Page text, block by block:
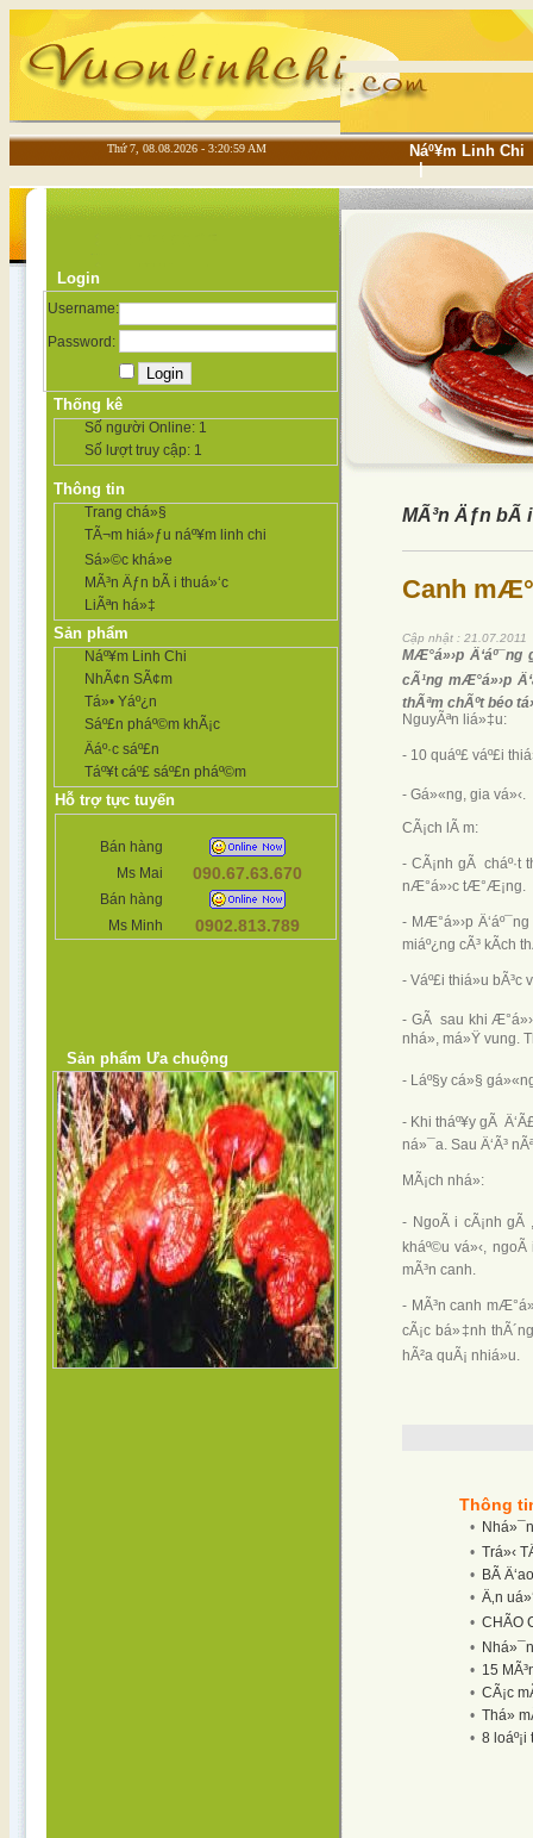
Thứ 7, 08.08.2026 - 3:20:59 AM
Náº¥m Linh Chi
|
Login
Username:
Password:
Thống kê
Số người Online: 1
Số lượt truy cập: 1
Thông tin
Trang chá»§
TÃ¬m hiá»ƒu náº¥m linh chi
Sá»©c khá»e
MÃ³n Äƒn bÃ i thuá»‘c
LiÃªn há»‡
Sản phẩm
Náº¥m Linh Chi
NhÃ¢n SÃ¢m
Tá»• Yáº¿n
Sáº£n pháº©m khÃ¡c
Äáº·c sáº£n
Táº¥t cáº£ sáº£n pháº©m
Hỗ trợ tực tuyến
Bán hàng
Ms Mai
090.67.63.670
Bán hàng
Ms Minh
0902.813.789
Sản phẩm Ưa chuộng
MÃ³n Äƒn bÃ
Canh
Cập nhật : 21.07.2011
MÆ°á»›p Ä‘áº¯ng
cÃ¹ng mÆ°á»›p
thÃªm chÃºt béo
NguyÃªn liá»‡u:
- 10 quáº£ váº£i
- Gá»«ng, gia vá»‹.
CÃ¡ch lÃ m:
- CÃ¡nh gÃ cháº·t
nÆ°á»›c tÆ°Æ¡ng.
- MÆ°á»›p
miáº¿ng cÃ³ kÃ­ch
- Váº£i thiá»u bÃ³c
- GÃ sau khi
nhá», má»Ÿ vung.
- Láº§y cá»§
- Khi tháº¥y gÃ
ná»¯a. Sau Ä‘Ã³
MÃ¡ch nhá»:
- NgoÃ i cÃ¡nh gÃ ,
kháº©u vá»‹,
mÃ³n canh.
- MÃ³n canh
cÃ¡c bá»‡nh
hÃ²a quÃ¡ nhiá»u.
Thông
•
• Trá»‹
• BÃ­
• Ä‚n
• CHÃO
•
• 15
• CÃ¡c
• Thá»­
• 8